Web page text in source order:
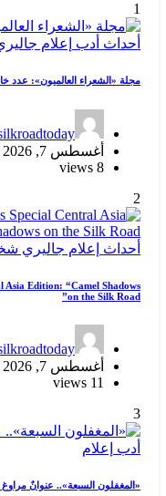
1
أحداث أدب إعلام
مجلة «الشعراء العالميون»: عدد
أغسطس 7, 2026
8 views
2
أحداث إعلام جاليري
Asia Edition: “Camel Shadows
on the Silk Road”
أغسطس 7, 2026
11 views
3
أدب إعلام
«المغفلون السبعة».. عنوانٌ مراوغ